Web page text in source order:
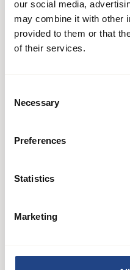
our social media,
may combine it with other
provided to them or that
of their services.
Selection
Necessary
Preferences
Statistics
Marketing
Filtry i separatory